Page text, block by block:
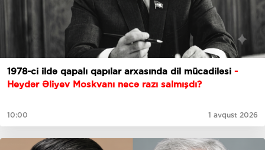
1978-ci ildə qapalı qapılar arxasında dil mücadiləsi -
Heydər Əliyev Moskvanı necə razı salmışdı?
10:00 1 avqust 2026